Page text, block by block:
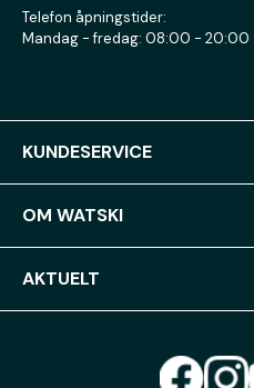
Telefon åpningstider:
Mandag - fredag: 08:00 - 20:00
KUNDESERVICE
OM WATSKI
AKTUELT